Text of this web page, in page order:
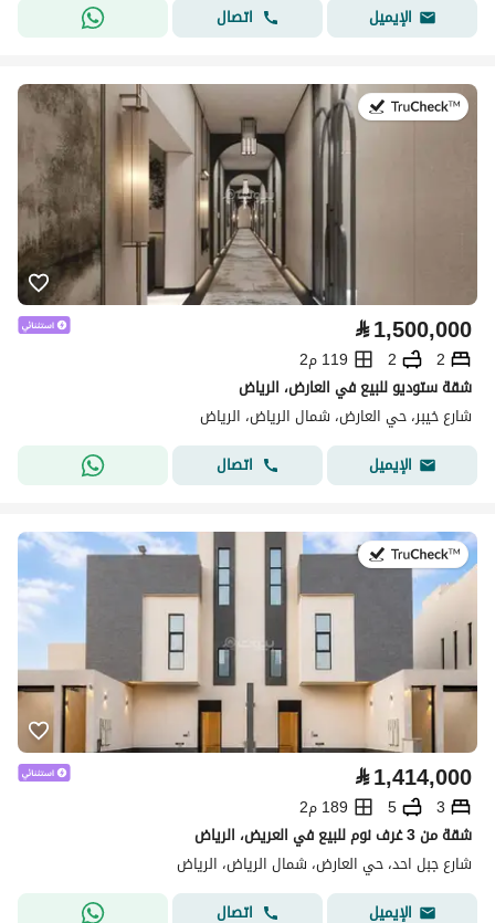
الإيميل
اتصال
في:30 يوليو 2026
⃁1,500,000
2
2
119 م2
شقة ستوديو للبيع في العارض، الرياض
شارع خيبر، حي العارض، شمال الرياض، الرياض
الإيميل
اتصال
في:4 أغسطس 2026
⃁1,414,000
3
5
189 م2
شقة من 3 غرف نوم للبيع في العريض، الرياض
شارع جبل احد، حي العارض، شمال الرياض، الرياض
الإيميل
اتصال